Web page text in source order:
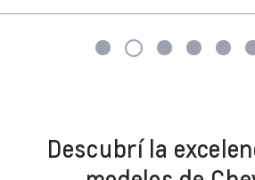
Descubrí la